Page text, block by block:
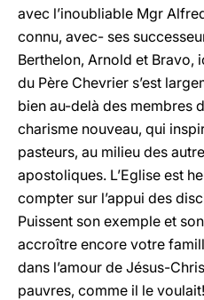
avec l’inoubliable Mgr
connu, avec- ses
Berthelon, Arnold et Bravo,
du Père Chevrier s’est
bien au-delà des membres
charisme nouveau, qui
pasteurs, au milieu des
apostoliques. L’Eglise est
compter sur l’appui des
Puissent son exemple et
accroître encore votre
dans l’amour de Jésus-
pauvres, comme il le voulait!